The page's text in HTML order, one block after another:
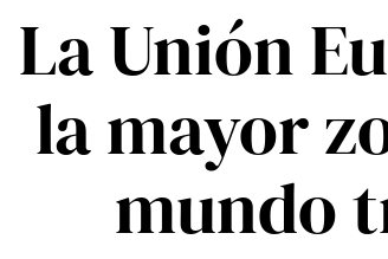
La Unión
la mayor
mundo